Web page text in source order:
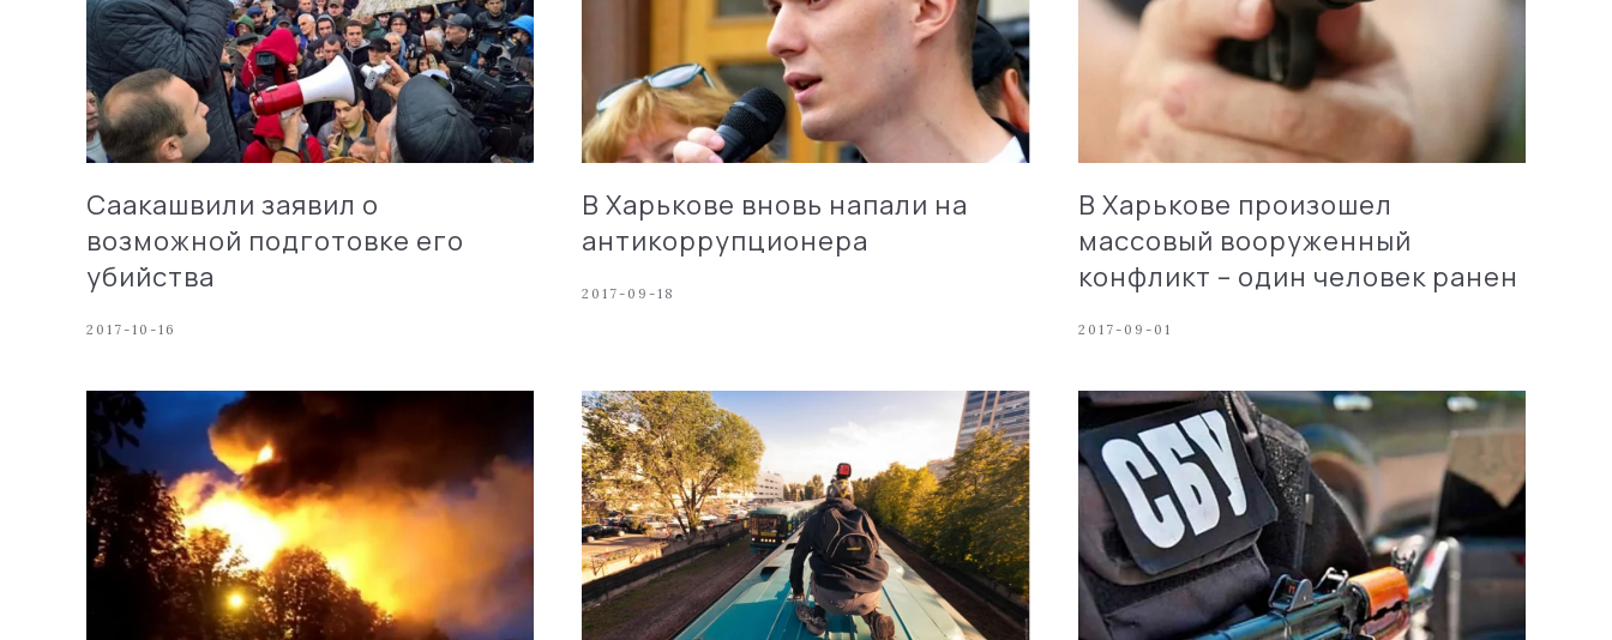
Саакашвили заявил о
возможной подготовке его
убийства
2017-10-16
В Харькове вновь напали на
антикоррупционера
2017-09-18
В Харькове произошел
массовый вооруженный
конфликт – один человек ранен
2017-09-01